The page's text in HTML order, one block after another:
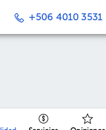
+506 4010 3531